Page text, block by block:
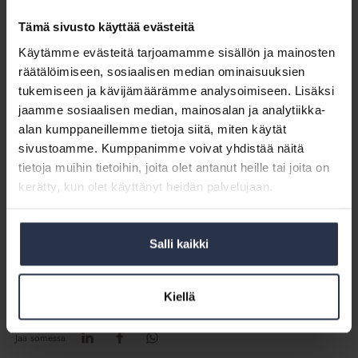
Tämä sivusto käyttää evästeitä
Käytämme evästeitä tarjoamamme sisällön ja mainosten
räätälöimiseen, sosiaalisen median ominaisuuksien
tukemiseen ja kävijämäärämme analysoimiseen. Lisäksi
jaamme sosiaalisen median, mainosalan ja analytiikka-
alan kumppaneillemme tietoja siitä, miten käytät
sivustoamme. Kumppanimme voivat yhdistää näitä
tietoja muihin tietoihin, joita olet antanut heille tai joita on
kerätty, kun olet käyttänyt heidän palvelujaan.
Salli kaikki
Kiellä
Isännöintipäivien näyttely 2017
Isännöintipäivät 2017 keräsi Tampereelle lähes tuhat alan
ammattilaista ja palveluntarjoajaa kouluttautumaan ja
verkostoitumaan.
Katso kuvia Isännöintipäiviltä 2017
Isännöintipäivien kohokohdat kuvina
Uutishuoneeseen
Jaa somessa